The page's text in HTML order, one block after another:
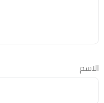
الاسم